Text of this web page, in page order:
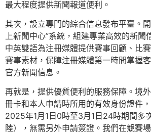
最大程度提供新聞報道便利。
其次，設立專門的綜合信息發布平臺。
上新聞中心”系統，組建專業高效的新聞
中英雙語為注冊媒體提供賽事回顧、比
賽事素材，保障注冊媒體第一時間掌握
官方新聞信息。
再就是，提供優質便利的服務保障。境
冊卡和本人申請時所用的有效身份證件
2025年1月1日0時至3月1日24時期間多
陸），無需另外申請簽證。我們在競賽